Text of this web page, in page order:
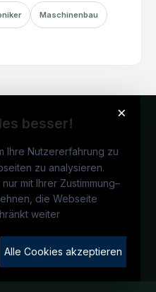
Maschinenbau
×
besser!
Ihre Nutzererfahrung zu
zu analysieren.
mit Ihrer Zustimmung–
die Webseite
weiter
Alle Cookies akzeptieren